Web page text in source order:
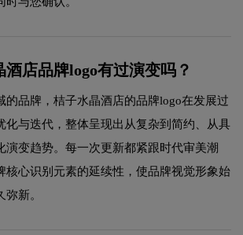
酒店品牌logo有过演变吗？
的品牌，桔子水晶酒店的品牌logo在发展过
化与迭代，整体呈现出从复杂到简约、从具
演变趋势。每一次更新都紧跟时代审美潮
核心识别元素的延续性，使品牌视觉形象始
新。